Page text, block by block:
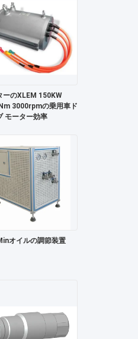
ーのXLEM 150KW
3000rpmの乗用車ド
モーター効率
オイルの調節装置